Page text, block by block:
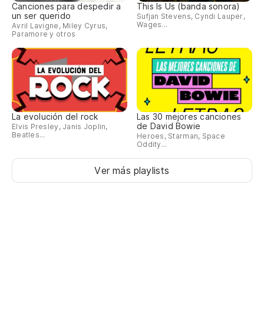
Canciones para despedir a
un ser querido
Avril Lavigne, Miley Cyrus,
Paramore y otros
This Is Us (banda sonora)
Sufjan Stevens, Cyndi Lauper,
Wages...
La evolución del rock
Elvis Presley, Janis Joplin,
Beatles...
Las 30 mejores canciones
de David Bowie
Heroes, Starman, Space
Oddity...
Ver más playlists